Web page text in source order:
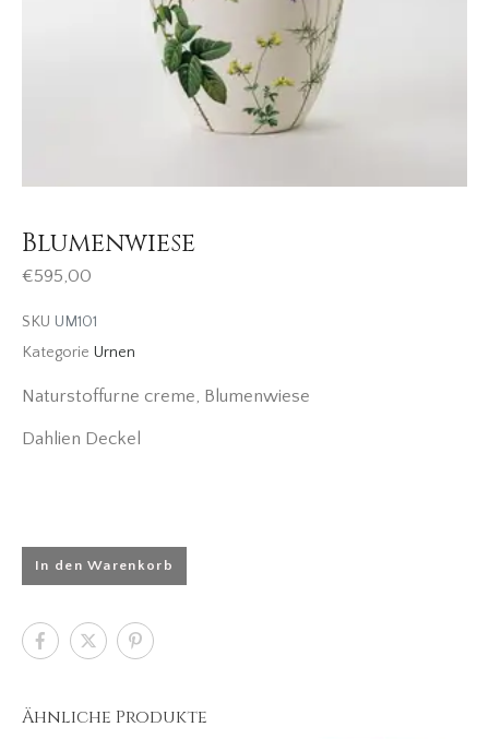
Blumenwiese
€595,00
SKU UM101
Kategorie Urnen
Naturstoffurne creme, Blumenwiese
Dahlien Deckel
In den Warenkorb
Ähnliche Produkte